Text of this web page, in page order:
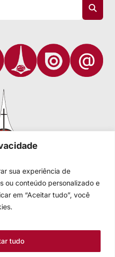
sua experiência de
ou conteúdo personalizado e
em “Aceitar tudo”, você
tudo
Luterana no Brasil
Passos, 202/4º andar Centro -